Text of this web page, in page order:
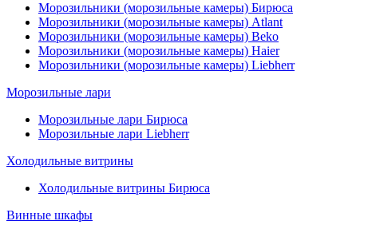
Морозильники (морозильные камеры) Бирюса
Морозильники (морозильные камеры) Atlant
Морозильники (морозильные камеры) Beko
Морозильники (морозильные камеры) Haier
Морозильники (морозильные камеры) Liebherr
Морозильные лари
Морозильные лари Бирюса
Морозильные лари Liebherr
Холодильные витрины
Холодильные витрины Бирюса
Винные шкафы